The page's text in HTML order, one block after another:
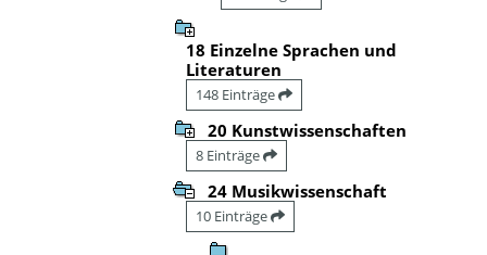
18 Einzelne Sprachen und
Literaturen
148 Einträge
20 Kunstwissenschaften
8 Einträge
24 Musikwissenschaft
10 Einträge